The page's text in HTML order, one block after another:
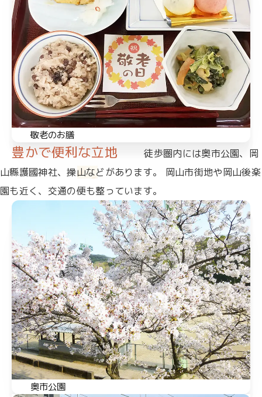
敬老のお膳
豊かで便利な立地
徒歩圏内には奥市公園、岡
山縣護國神社、操山などがあります。
岡山市街地や岡山後楽
園も近く、交通の便も整っています。
奥市公園